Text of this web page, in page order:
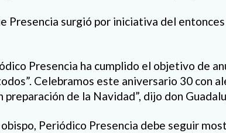
Presencia surgió por iniciativa del entonces
Presencia ha cumplido el objetivo de
Celebramos este aniversario 30 con
de la Navidad”, dijo don
Periódico Presencia debe seguir